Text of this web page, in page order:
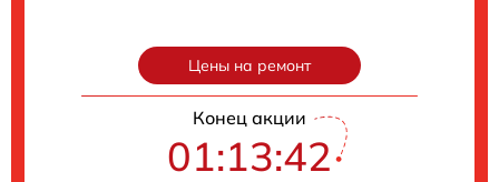
Цены на ремонт
Конец акции
01:13:40